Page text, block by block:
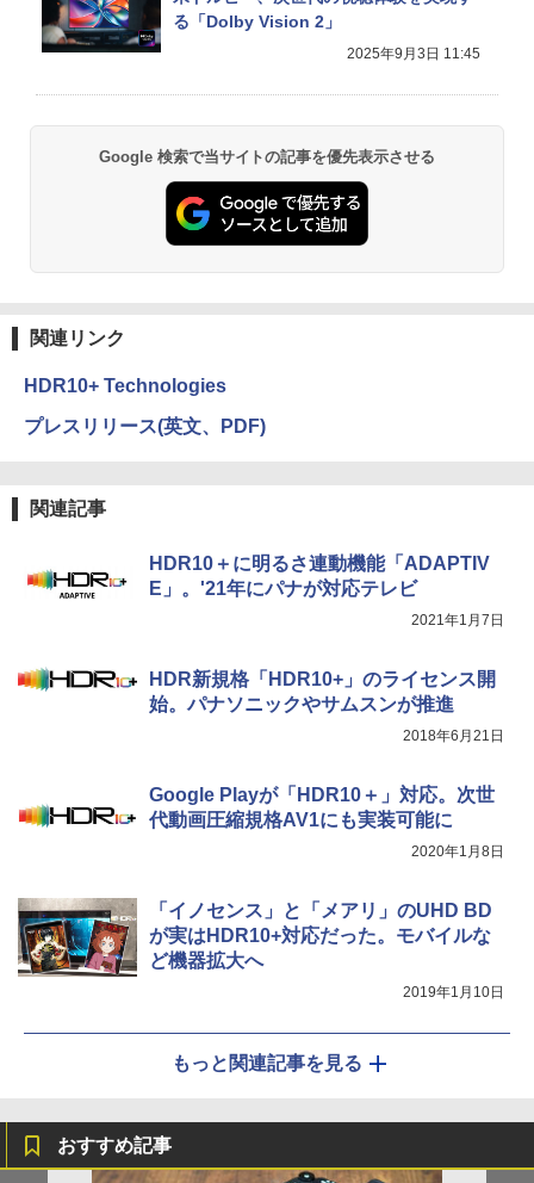
る「Dolby Vision 2」
2025年9月3日 11:45
Google 検索で当サイトの記事を優先表示させる
関連リンク
HDR10+ Technologies
プレスリリース(英文、PDF)
関連記事
HDR10＋に明るさ連動機能「ADAPTIV
E」。'21年にパナが対応テレビ
2021年1月7日
HDR新規格「HDR10+」のライセンス開
始。パナソニックやサムスンが推進
2018年6月21日
Google Playが「HDR10＋」対応。次世
代動画圧縮規格AV1にも実装可能に
2020年1月8日
「イノセンス」と「メアリ」のUHD BD
が実はHDR10+対応だった。モバイルな
ど機器拡大へ
2019年1月10日
もっと関連記事を見る
おすすめ記事